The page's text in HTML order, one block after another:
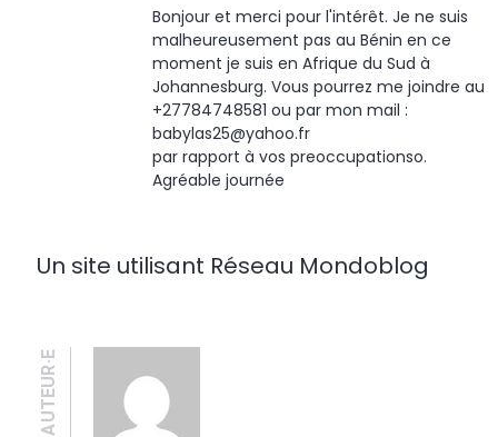
Bonjour et merci pour l'intérêt. Je ne suis
malheureusement pas au Bénin en ce
moment je suis en Afrique du Sud à
Johannesburg. Vous pourrez me joindre au
+27784748581 ou par mon mail :
babylas25@yahoo.fr
par rapport à vos preoccupationso.
Agréable journée
Un site utilisant Réseau Mondoblog
AUTEUR·E